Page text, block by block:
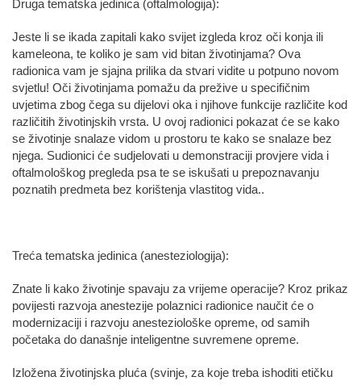
Druga tematska jedinica (oftalmologija):
Jeste li se ikada zapitali kako svijet izgleda kroz oči konja ili
kameleona, te koliko je sam vid bitan životinjama? Ova
radionica vam je sjajna prilika da stvari vidite u potpuno novom
svjetlu! Oči životinjama pomažu da prežive u specifičnim
uvjetima zbog čega su dijelovi oka i njihove funkcije različite kod
različitih životinjskih vrsta. U ovoj radionici pokazat će se kako
se životinje snalaze vidom u prostoru te kako se snalaze bez
njega. Sudionici će sudjelovati u demonstraciji provjere vida i
oftalmološkog pregleda psa te se iskušati u prepoznavanju
poznatih predmeta bez korištenja vlastitog vida..
Treća tematska jedinica (anesteziologija):
Znate li kako životinje spavaju za vrijeme operacije? Kroz prikaz
povijesti razvoja anestezije polaznici radionice naučit će o
modernizaciji i razvoju anesteziološke opreme, od samih
početaka do današnje inteligentne suvremene opreme.
Izložena životinjska pluća (svinje, za koje treba ishoditi etičku